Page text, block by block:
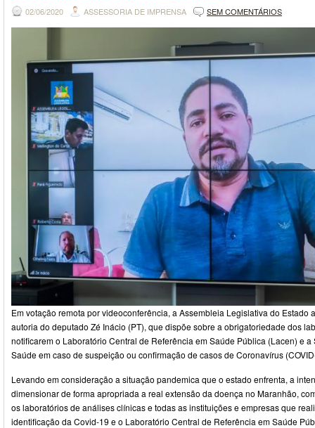
02/06/2020 ASSESSORIA DE IMPRENSA SEM COMENTÁRIOS
Em votação remota por videoconferência, a Assembleia Legislativa do Estado
autoria do deputado Zé Inácio (PT), que dispõe sobre a obrigatoriedade dos
notificarem o Laboratório Central de Referência em Saúde Pública (Lacen) e a
Saúde em caso de suspeição ou confirmação de casos de Coronavírus
Levando em consideração a situação pandemica que o estado enfrenta, a
dimensionar de forma apropriada a real extensão da doença no Maranhão,
os laboratórios de análises clínicas e todas as instituições e empresas que
identificação da Covid-19 e o Laboratório Central de Referência em Saúde